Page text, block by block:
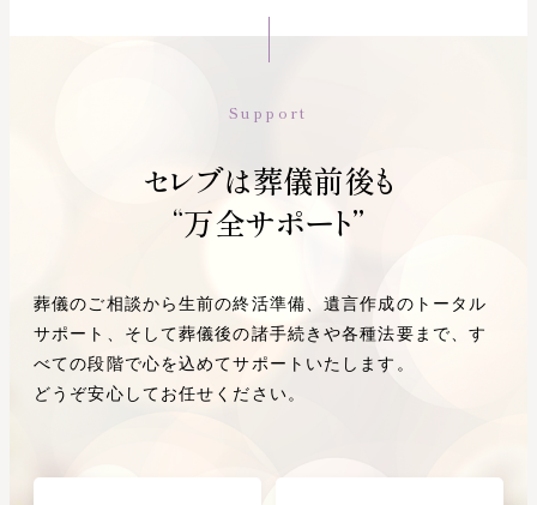
Support
セレブは葬儀前後も
“万全サポート”
葬儀のご相談から生前の終活準備、遺言作成のトータル
サポート、そして葬儀後の諸手続きや各種法要まで、す
べての段階で心を込めてサポートいたします。
どうぞ安心してお任せください。